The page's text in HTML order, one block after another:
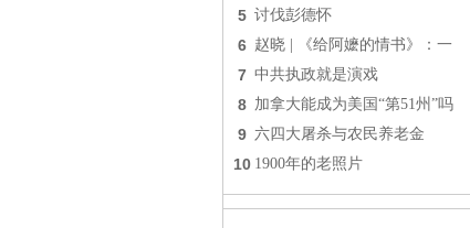
5 讨伐彭德怀
6 赵晓 | 《给阿嬷的情书》：一
7 中共执政就是演戏
8 加拿大能成为美国“第51州”吗
9 六四大屠杀与农民养老金
10 1900年的老照片